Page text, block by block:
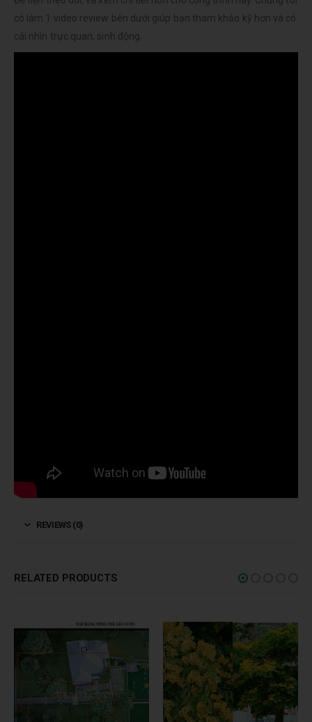
có làm 1 video review bên dưới giúp bạn tham khảo kỹ hơn và có
cái nhìn trực quan, sinh động.
REVIEWS (0)
RELATED PRODUCTS